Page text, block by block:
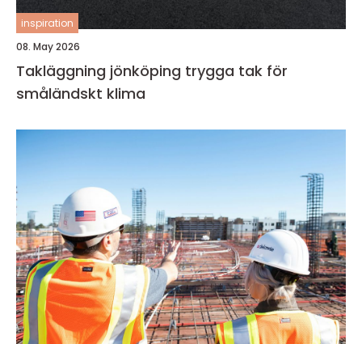
inspiration
08. May 2026
Takläggning jönköping trygga tak för
småländskt klima